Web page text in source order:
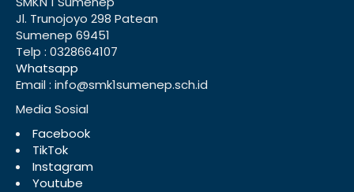
Jl. Trunojoyo 298 Patean
Sumenep 69451
Telp : 0328664107
Whatsapp
Email : info@smk1sumenep.sch.id
Media Sosial
Facebook
TikTok
Instagram
Youtube